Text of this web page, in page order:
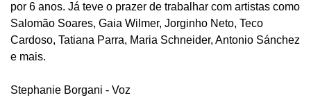
por 6 anos. Já teve o prazer de trabalhar com artistas como
Salomão Soares, Gaia Wilmer, Jorginho Neto, Teco
Cardoso, Tatiana Parra, Maria Schneider, Antonio Sánchez
e mais.
Stephanie Borgani - Voz